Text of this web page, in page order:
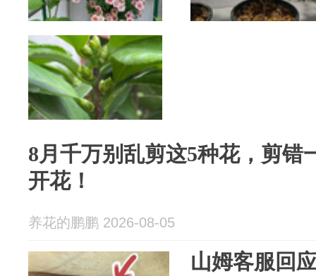
8月千万别乱剪这5种花，剪错
开花！
养花的鹏鹏 2026-08-05
山姆客服回